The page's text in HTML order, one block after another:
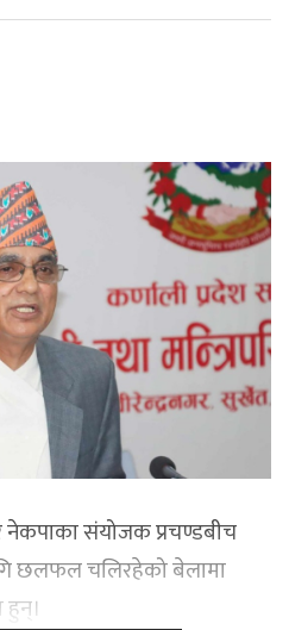
संयोजक प्रचण्डबीच
छलफल चलिरहेको बेलामा
हुन्।